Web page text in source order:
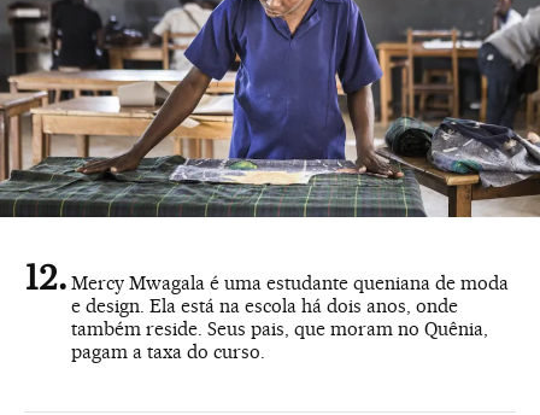
Mercy Mwagala é uma estudante queniana de moda
e design. Ela está na escola há dois anos, onde
também reside. Seus pais, que moram no Quênia,
pagam a taxa do curso.